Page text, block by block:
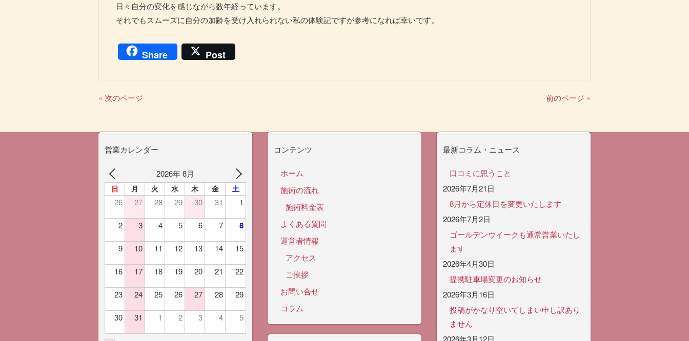
日々自分の変化を感じながら数年経っています。
それでもスムーズに自分の加齢を受け入れられない私の体験記ですが参考になれば幸いです。
Share Post
« 次のページ 前のページ »
営業カレンダー
2026年 8月
日 月 火 水 木 金 土
26 27 28 29 30 31 1
2 3 4 5 6 7 8
9 10 11 12 13 14 15
16 17 18 19 20 21 22
23 24 25 26 27 28 29
30 31 1 2 3 4 5
コンテンツ
ホーム
施術の流れ
施術料金表
よくある質問
運営者情報
アクセス
ご挨拶
お問い合せ
コラム
最新コラム・ニュース
口コミに思うこと
2026年7月21日
8月から定休日を変更いたします
2026年7月2日
ゴールデンウイークも通常営業いたし
ます
2026年4月30日
提携駐車場変更のお知らせ
2026年3月16日
投稿がかなり空いてしまい申し訳あり
ません
2026年3月12日